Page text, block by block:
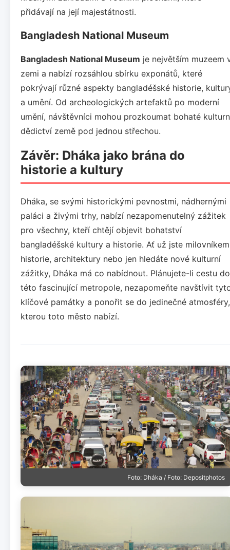
přidávají na její majestátnosti.
Bangladesh National Museum
Bangladesh National Museum je největším muzeem
zemi a nabízí rozsáhlou sbírku exponátů, které
pokrývají různé aspekty bangladéšské historie,
a umění. Od archeologických artefaktů po moderní
umění, návštěvníci mohou prozkoumat bohaté
dědictví země pod jednou střechou.
Závěr: Dháka jako brána do
historie a kultury
Dháka, se svými historickými pevnostmi, nádhernými
paláci a živými trhy, nabízí nezapomenutelný zážitek
pro všechny, kteří chtějí objevit bohatství
bangladéšské kultury a historie. Ať už jste milovníkem
historie, architektury nebo jen hledáte nové kulturní
zážitky, Dháka má co nabídnout. Plánujete-li cestu do
této fascinující metropole, nezapomeňte navštívit
klíčové památky a ponořit se do jedinečné atmosféry,
kterou toto město nabízí.
Foto: Dháka / Foto: Depositphotos